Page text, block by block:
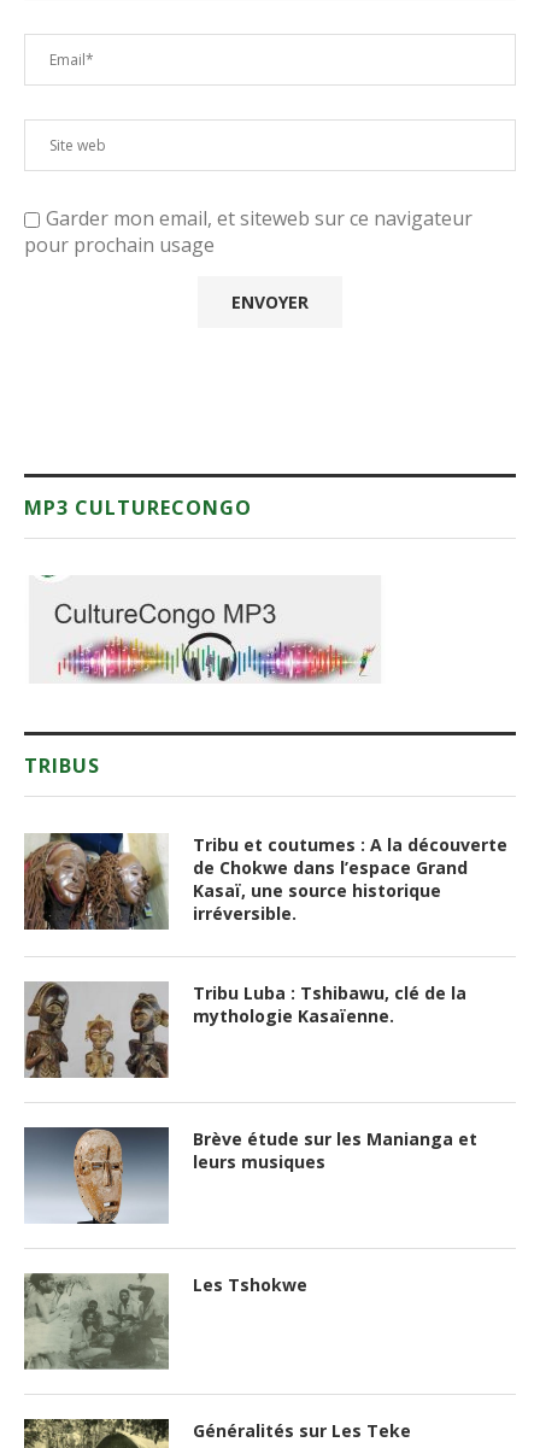
Garder mon email, et siteweb sur ce navigateur
pour prochain usage
MP3 CULTURECONGO
TRIBUS
Tribu et coutumes : A la découverte
de Chokwe dans l’espace Grand
Kasaï, une source historique
irréversible.
Tribu Luba : Tshibawu, clé de la
mythologie Kasaïenne.
Brève étude sur les Manianga et
leurs musiques
Les Tshokwe
Généralités sur Les Teke